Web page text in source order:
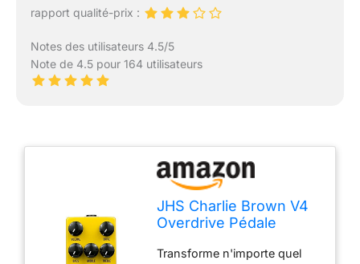
rapport qualité-prix :
Notes des utilisateurs 4.5/5
Note de 4.5 pour 164 utilisateurs
JHS Charlie Brown V4
Overdrive Pédale
Transforme n'importe quel